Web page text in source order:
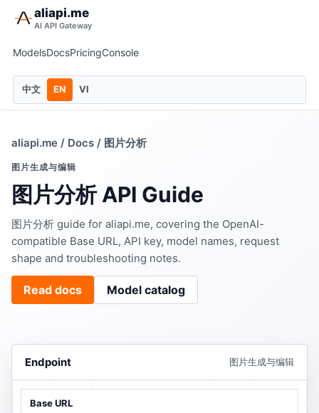
aliapi.me
AI API Gateway
ModelsDocsPricingConsole
中文 EN VI
aliapi.me / Docs / 图片分析
图片生成与编辑
图片分析 API Guide
图片分析 guide for aliapi.me, covering the OpenAI-
compatible Base URL, API key, model names, request
shape and troubleshooting notes.
Read docs Model catalog
Endpoint 图片生成与编辑
Base URL